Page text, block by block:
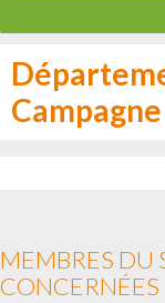
MEMBRES DU
CONCERNÉES